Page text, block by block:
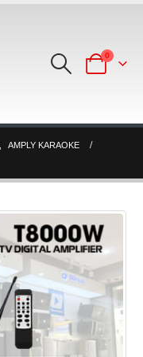
0
AMPLY KARAOKE